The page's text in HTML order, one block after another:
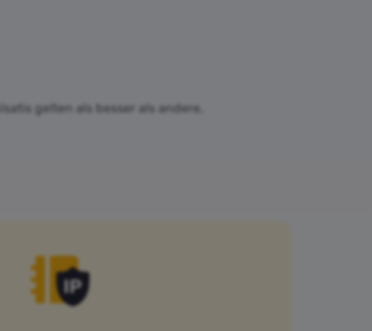
gelten als besser als andere,